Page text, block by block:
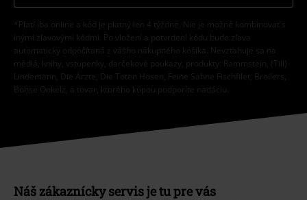
*Platí iba online a kód je platný len 4 týždne. Nie je možné kombinovať s
inými zľavovými kódmi. Po vložení a potvrdení kódu bude zľava
automaticky odpočítaná z vášho nákupného košíka. Nevzťahuje sa na
médiá, knihy, vstupenky, darčekové poukazy, produkty: Rammstein, (Till)
Lindemann, Die Ärzte, Die Toten Hosen, Feine Sahne Fischfilet, Broilers,
Böhse Onkelz, a tovar, ktorého kúpou podporíte nadáciu.
Náš zákaznícky servis je tu pre vás